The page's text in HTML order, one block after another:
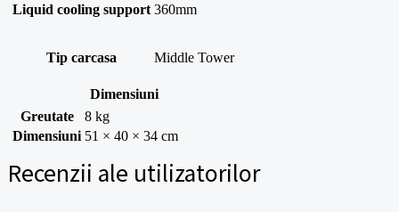
Liquid cooling support 360mm
Tip carcasa Middle Tower
Dimensiuni
Greutate
8 kg
Dimensiuni 51 × 40 × 34 cm
Recenzii ale utilizatorilor